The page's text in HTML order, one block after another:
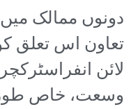
دونوں ممالک
تعاون اس تعلق
لائن
وسعت، خاص طور